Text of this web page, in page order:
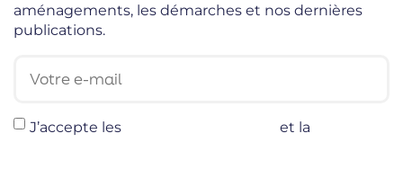
aménagements, les démarches et nos dernières
publications.
J’accepte les et la